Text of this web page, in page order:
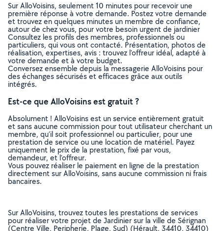
Sur AlloVoisins, seulement 10 minutes pour recevoir une
première réponse à votre demande. Postez votre demande
et trouvez en quelques minutes un membre de confiance,
autour de chez vous, pour votre besoin urgent de jardinier
Consultez les profils des membres, professionnels ou
particuliers, qui vous ont contacté. Présentation, photos de
réalisation, expertises, avis : trouvez l'offreur idéal, adapté à
votre demande et à votre budget.
Conversez ensemble depuis la messagerie AlloVoisins pour
des échanges sécurisés et efficaces grâce aux outils
intégrés.
Est-ce que AlloVoisins est gratuit ?
Absolument ! AlloVoisins est un service entièrement gratuit
et sans aucune commission pour tout utilisateur cherchant un
membre, qu’il soit professionnel ou particulier, pour une
prestation de service ou une location de matériel. Payez
uniquement le prix de la prestation, fixé par vous,
demandeur, et l’offreur.
Vous pouvez réaliser le paiement en ligne de la prestation
directement sur AlloVoisins, sans aucune commission ni frais
bancaires.
Sur AlloVoisins, trouvez toutes les prestations de services
pour réaliser votre projet de Jardinier sur la ville de Sérignan
(Centre Ville, Peripherie, Plage, Sud) (Hérault, 34410, 34410)